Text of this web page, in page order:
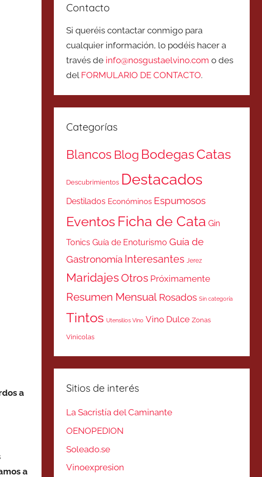
a
a
Contacto
Si queréis contactar conmigo para
cualquier información, lo podéis hacer a
través de info@nosgustaelvino.com o des
del FORMULARIO DE CONTACTO.
Categorías
Blancos Blog BodegasCatas
Descubrimientos Destacados
Destilados Económinos Espumosos
Eventos Ficha de Cata Gin
Tonics Guía de Enoturismo Guía de
Gastronomía Interesantes Jerez
MaridajesOtros Próximamente
Resumen Mensual Rosados Sin categoría
Tintos Utensilios Vino Vino Dulce Zonas
Vinicolas
Sitios de interés
La Sacristía del Caminante
OENOPEDION
Soleado.se
Vinoexpresion